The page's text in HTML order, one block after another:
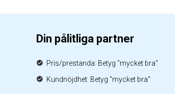
Din pålitliga partner
Pris/prestanda: Betyg "mycket bra"
Kundnöjdhet: Betyg "mycket bra"